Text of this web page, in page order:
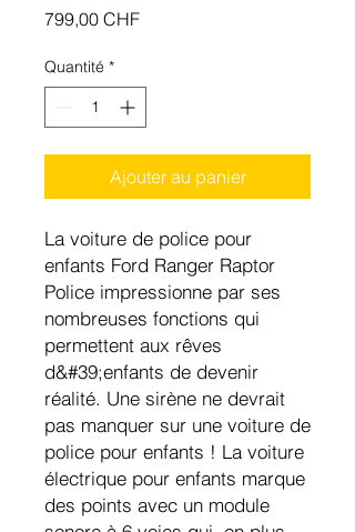
799,00 CHFPrix
Quantité *
Ajouter au panier
La voiture de police pour
enfants Ford Ranger Raptor
Police impressionne par ses
nombreuses fonctions qui
permettent aux rêves
d&#39;enfants de devenir
réalité. Une sirène ne devrait
pas manquer sur une voiture de
police pour enfants ! La voiture
électrique pour enfants marque
des points avec un module